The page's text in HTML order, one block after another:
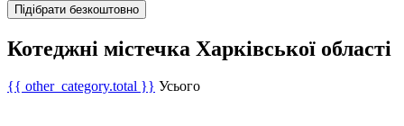
Підібрати безкоштовно
Котеджні містечка Харківської області
{{ other_category.total }} Усього